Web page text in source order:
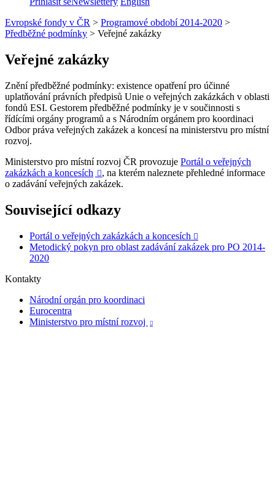
Evropské fondy v ČR > Programové období 2014-2020 >
Předběžné podmínky > Veřejné zakázky
Veřejné zakázky
Znění předběžné podmínky: existence opatření pro účinné
uplatňování právních předpisů Unie o veřejných zakázkách v oblasti
fondů ESI. Gestorem předběžné podmínky je v součinnosti s
řídícími orgány programů a s Národním orgánem pro koordinaci
Odbor práva veřejných zakázek a koncesí na ministerstvu pro místní
rozvoj.
Ministerstvo pro místní rozvoj ČR provozuje Portál o veřejných
zakázkách a koncesích , na kterém naleznete přehledné informace
o zadávání veřejných zakázek.
Související odkazy
Portál o veřejných zakázkách a koncesích 
Metodický pokyn pro oblast zadávání zakázek pro PO 2014-
2020
Kontakty
Národní orgán pro koordinaci
Eurocentra
Ministerstvo pro místní rozvoj
